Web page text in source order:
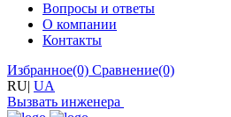
Вопросы и ответы
О компании
Контакты
Избранное(0) Сравнение(0)
RU| UA
Вызвать инженера